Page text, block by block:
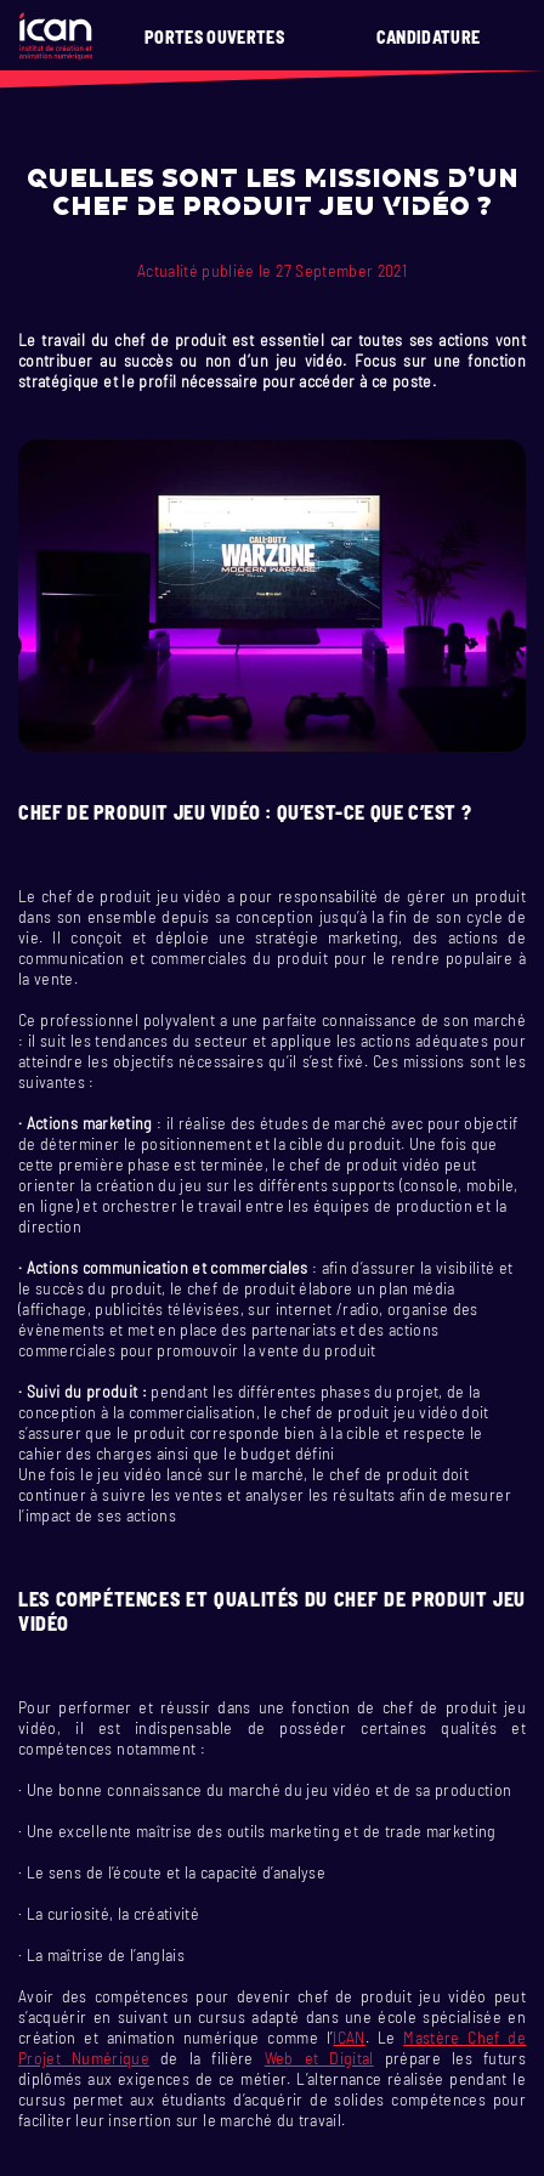
PORTES OUVERTES CANDIDATURE
Quelles sont les missions d’un
chef de produit jeu vidéo ?
Actualité publiée le 27 September 2021
Le travail du chef de produit est essentiel car toutes ses actions vont
contribuer au succès ou non d’un jeu vidéo. Focus sur une fonction
stratégique et le profil nécessaire pour accéder à ce poste.
CHEF DE PRODUIT JEU VIDÉO : QU’EST-CE QUE C’EST ?
Le chef de produit jeu vidéo a pour responsabilité de gérer un produit
dans son ensemble depuis sa conception jusqu’à la fin de son cycle de
vie. Il conçoit et déploie une stratégie marketing, des actions de
communication et commerciales du produit pour le rendre populaire à
la vente.
Ce professionnel polyvalent a une parfaite connaissance de son marché
: il suit les tendances du secteur et applique les actions adéquates pour
atteindre les objectifs nécessaires qu’il s’est fixé. Ces missions sont les
suivantes :
· Actions marketing : il réalise des études de marché avec pour objectif
de déterminer le positionnement et la cible du produit. Une fois que
cette première phase est terminée, le chef de produit vidéo peut
orienter la création du jeu sur les différents supports (console, mobile,
en ligne) et orchestrer le travail entre les équipes de production et la
direction
· Actions communication et commerciales : afin d’assurer la visibilité et
le succès du produit, le chef de produit élabore un plan média
(affichage, publicités télévisées, sur internet /radio, organise des
évènements et met en place des partenariats et des actions
commerciales pour promouvoir la vente du produit
· Suivi du produit : pendant les différentes phases du projet, de la
conception à la commercialisation, le chef de produit jeu vidéo doit
s’assurer que le produit corresponde bien à la cible et respecte le
cahier des charges ainsi que le budget défini
Une fois le jeu vidéo lancé sur le marché, le chef de produit doit
continuer à suivre les ventes et analyser les résultats afin de mesurer
l’impact de ses actions
LES COMPÉTENCES ET QUALITÉS DU CHEF DE PRODUIT JEU
VIDÉO
Pour performer et réussir dans une fonction de chef de produit jeu
vidéo, il est indispensable de posséder certaines qualités et
compétences notamment :
· Une bonne connaissance du marché du jeu vidéo et de sa production
· Une excellente maîtrise des outils marketing et de trade marketing
· Le sens de l’écoute et la capacité d’analyse
· La curiosité, la créativité
· La maîtrise de l’anglais
Avoir des compétences pour devenir chef de produit jeu vidéo peut
s’acquérir en suivant un cursus adapté dans une école spécialisée en
création et animation numérique comme l’ICAN. Le Mastère Chef de
Projet Numérique de la filière Web et Digital prépare les futurs
diplômés aux exigences de ce métier. L’alternance réalisée pendant le
cursus permet aux étudiants d’acquérir de solides compétences pour
faciliter leur insertion sur le marché du travail.